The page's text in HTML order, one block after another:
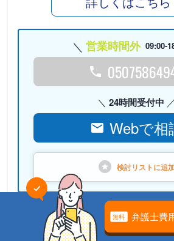
営業時間外 09:00-
24時間受付中
Webで相
検討リストに追
弁護士法人心（本部）